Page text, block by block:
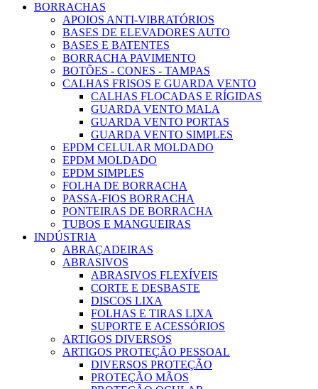
BORRACHAS
APOIOS ANTI-VIBRATÓRIOS
BASES DE ELEVADORES AUTO
BASES E BATENTES
BORRACHA PAVIMENTO
BOTÕES - CONES - TAMPAS
CALHAS FRISOS E GUARDA VENTO
CALHAS FLOCADAS E RÍGIDAS
GUARDA VENTO MALA
GUARDA VENTO PORTAS
GUARDA VENTO SIMPLES
EPDM CELULAR MOLDADO
EPDM MOLDADO
EPDM SIMPLES
FOLHA DE BORRACHA
PASSA-FIOS BORRACHA
PONTEIRAS DE BORRACHA
TUBOS E MANGUEIRAS
INDÚSTRIA
ABRAÇADEIRAS
ABRASIVOS
ABRASIVOS FLEXÍVEIS
CORTE E DESBASTE
DISCOS LIXA
FOLHAS E TIRAS LIXA
SUPORTE E ACESSÓRIOS
ARTIGOS DIVERSOS
ARTIGOS PROTEÇÃO PESSOAL
DIVERSOS PROTEÇÃO
PROTEÇÃO MÃOS